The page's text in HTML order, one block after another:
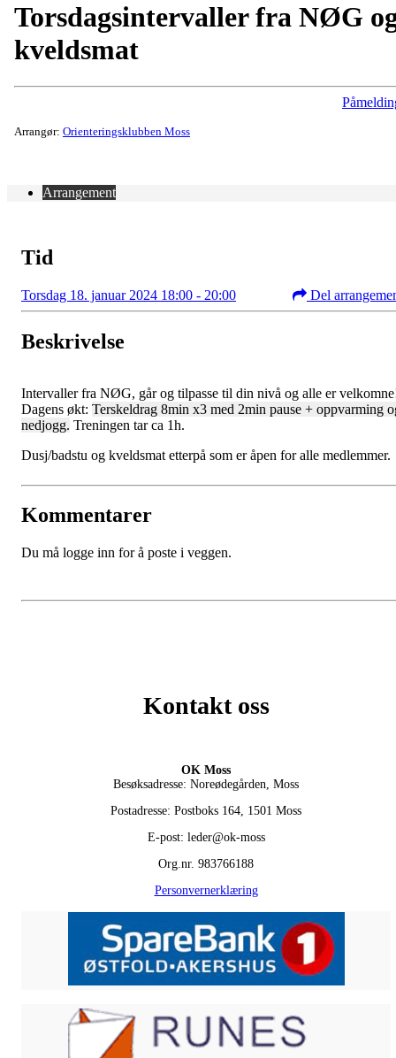
Torsdagsintervaller fra NØG
kveldsmat
Arrangør: Orienteringsklubben Moss
Arrangement
Tid
Torsdag 18. januar 2024 18:00 - 20:00 Del
Beskrivelse
Intervaller fra NØG, går og tilpasse til din nivå og alle er
Dagens økt: Terskeldrag 8min x3 med 2min pause + oppvarming
nedjogg. Treningen tar ca 1h.
Dusj/badstu og kveldsmat etterpå som er åpen for alle medlemmer.
Kommentarer
Du må logge inn for å poste i veggen.
Kontakt oss
OK Moss
Besøksadresse: Noreødegården, Moss
Postadresse: Postboks 164, 1501 Moss
E-post: leder@ok-moss
Org.nr. 983766188
Personvernerklæring